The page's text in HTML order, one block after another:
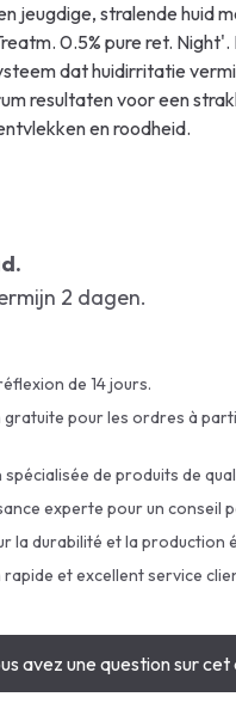
jeugdige, stralende huid
0.5% pure ret. Night'.
dat huidirritatie
resultaten voor een
en roodheid.
2 dagen.
de 14 jours.
gratuite pour les ordres à
spécialisée de produits de
experte pour un conseil
la durabilité et la production
et excellent service
avez une question sur